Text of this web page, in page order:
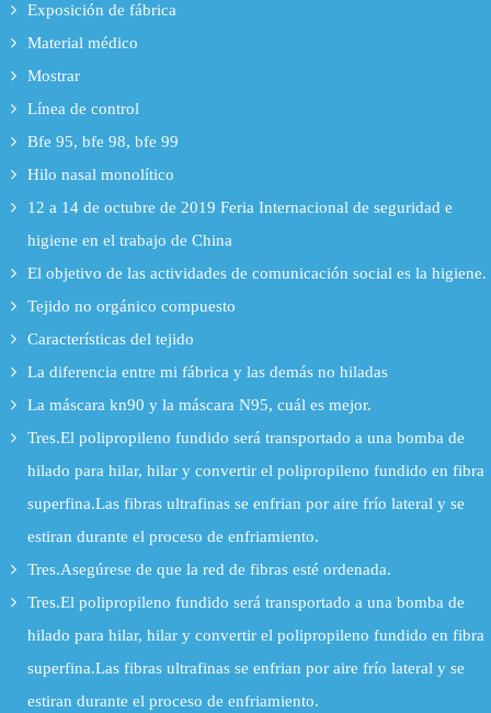
Exposición de fábrica
Material médico
Mostrar
Línea de control
Bfe 95, bfe 98, bfe 99
Hilo nasal monolítico
12 a 14 de octubre de 2019 Feria Internacional de seguridad e
higiene en el trabajo de China
El objetivo de las actividades de comunicación social es la higiene.
Tejido no orgánico compuesto
Características del tejido
La diferencia entre mi fábrica y las demás no hiladas
La máscara kn90 y la máscara N95, cuál es mejor.
Tres.El polipropileno fundido será transportado a una bomba de
hilado para hilar, hilar y convertir el polipropileno fundido en fibra
superfina.Las fibras ultrafinas se enfrian por aire frío lateral y se
estiran durante el proceso de enfriamiento.
Tres.Asegúrese de que la red de fibras esté ordenada.
Tres.El polipropileno fundido será transportado a una bomba de
hilado para hilar, hilar y convertir el polipropileno fundido en fibra
superfina.Las fibras ultrafinas se enfrian por aire frío lateral y se
estiran durante el proceso de enfriamiento.